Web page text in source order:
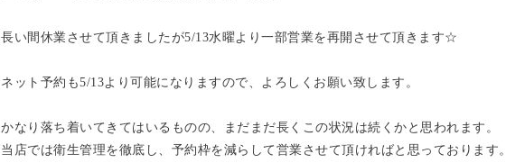
長い間休業させて頂きましたが5/13水曜より一部営業を再開させて頂きます☆
ネット予約も5/13より可能になりますので、よろしくお願い致します。
かなり落ち着いてきてはいるものの、まだまだ長くこの状況は続くかと思われます。
当店では衛生管理を徹底し、予約枠を減らして営業させて頂ければと思っております。